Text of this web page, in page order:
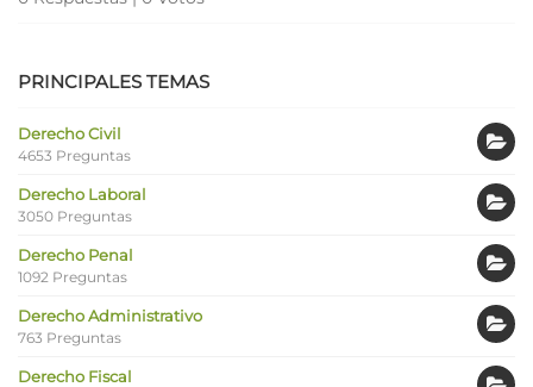
PRINCIPALES TEMAS
Derecho Civil
4653 Preguntas
Derecho Laboral
3050 Preguntas
Derecho Penal
1092 Preguntas
Derecho Administrativo
763 Preguntas
Derecho Fiscal